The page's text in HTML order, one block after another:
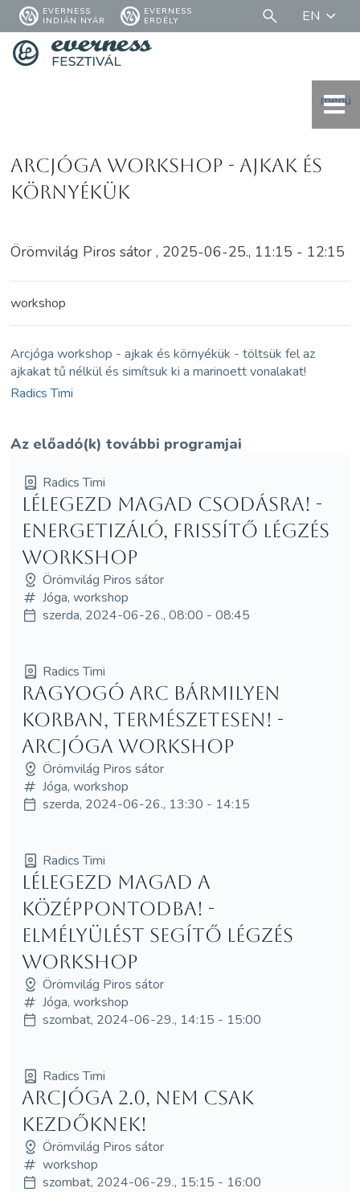
EVERNESS
INDIÁN NYÁR
EVERNESS
ERDÉLY
EN
menü
Arcjóga workshop - ajkak és
környékük
Örömvilág Piros sátor , 2025-06-25., 11:15 - 12:15
workshop
Arcjóga workshop - ajkak és környékük - töltsük fel az
ajkakat tű nélkül és simítsuk ki a marinoett vonalakat!
Radics Timi
Az előadó(k) további programjai
Radics Timi
Lélegezd magad csodásra! -
Energetizáló, frissítő légzés
workshop
Örömvilág Piros sátor
Jóga, workshop
szerda, 2024-06-26., 08:00 - 08:45
Radics Timi
Ragyogó arc bármilyen
korban, természetesen! -
arcjóga Workshop
Örömvilág Piros sátor
Jóga, workshop
szerda, 2024-06-26., 13:30 - 14:15
Radics Timi
Lélegezd magad a
középpontodba! -
Elmélyülést segítő légzés
workshop
Örömvilág Piros sátor
Jóga, workshop
szombat, 2024-06-29., 14:15 - 15:00
Radics Timi
Arcjóga 2.0, nem csak
kezdőknek!
Örömvilág Piros sátor
workshop
szombat, 2024-06-29., 15:15 - 16:00